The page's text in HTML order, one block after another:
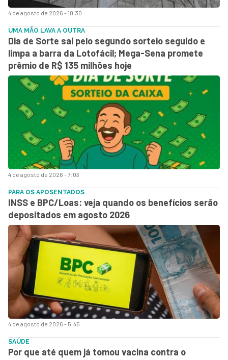
4 de agosto de 2026 - 10:30
4 de agosto de 2026 - 7:03
UMA MÃO LAVA A OUTRA
Dia de Sorte sai pelo segundo sorteio seguido e
limpa a barra da Lotofácil; Mega-Sena promete
prêmio de R$ 135 milhões hoje
4 de agosto de 2026 - 5:45
PARA OS APOSENTADOS
INSS e BPC/Loas: veja quando os benefícios serão
depositados em agosto 2026
SAÚDE
Por que até quem já tomou vacina contra o